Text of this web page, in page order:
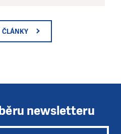
ČLÁNKY
newsletteru